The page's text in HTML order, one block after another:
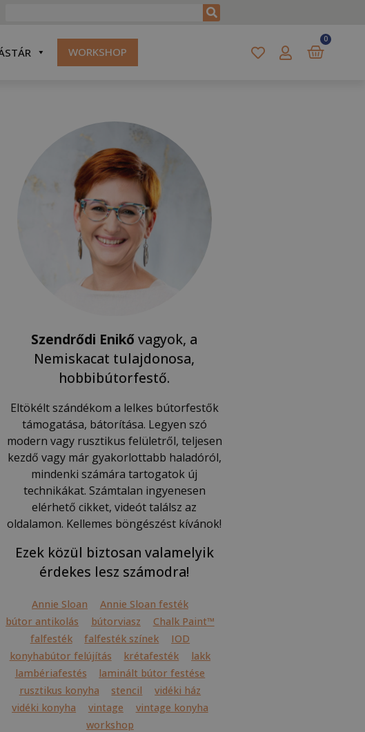
WORKSHOP
0
Szendrődi Enikővagyok, a
Nemiskacat tulajdonosa,
hobbibútorfestő.
Eltökélt szándékom a lelkes bútorfestők
támogatása, bátorítása. Legyen szó
modern vagy rusztikus felületről, teljesen
kezdő vagy már gyakorlottabb haladóról,
mindenki számára tartogatok új
technikákat. Számtalan ingyenesen
elérhető cikket, videót találsz az
oldalamon. Kellemes böngészést kívánok!
Ezek közül biztosan valamelyik
érdekes lesz számodra!
Annie Sloan
Annie Sloan festék
bútor antikolás
bútorviasz
Chalk Paint™
falfesték
falfesték színek
IOD
konyhabútor felújítás
krétafesték
lakk
lambériafestés
laminált bútor festése
rusztikus konyha
stencil
vidéki ház
vidéki konyha
vintage
vintage konyha
workshop